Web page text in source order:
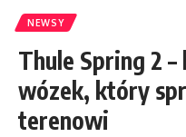
NEWSY
Thule Spring 2
wózek, który
terenowi